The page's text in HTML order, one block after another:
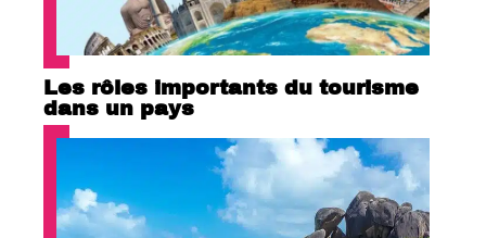
Les rôles importants du tourisme
dans un pays